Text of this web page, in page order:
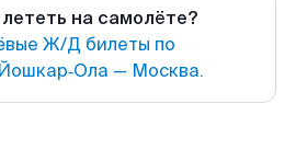
на самолёте?
Ж/Д билеты по
— Москва.